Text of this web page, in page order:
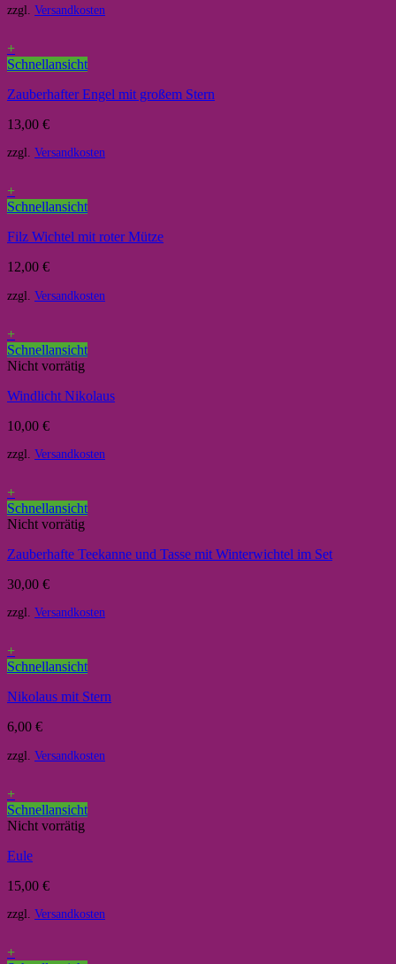
zzgl. Versandkosten
+
Schnellansicht
Zauberhafter Engel mit großem Stern
13,00 €
zzgl. Versandkosten
+
Schnellansicht
Filz Wichtel mit roter Mütze
12,00 €
zzgl. Versandkosten
+
Schnellansicht
Nicht vorrätig
Windlicht Nikolaus
10,00 €
zzgl. Versandkosten
+
Schnellansicht
Nicht vorrätig
Zauberhafte Teekanne und Tasse mit Winterwichtel im Set
30,00 €
zzgl. Versandkosten
+
Schnellansicht
Nikolaus mit Stern
6,00 €
zzgl. Versandkosten
+
Schnellansicht
Nicht vorrätig
Eule
15,00 €
zzgl. Versandkosten
+